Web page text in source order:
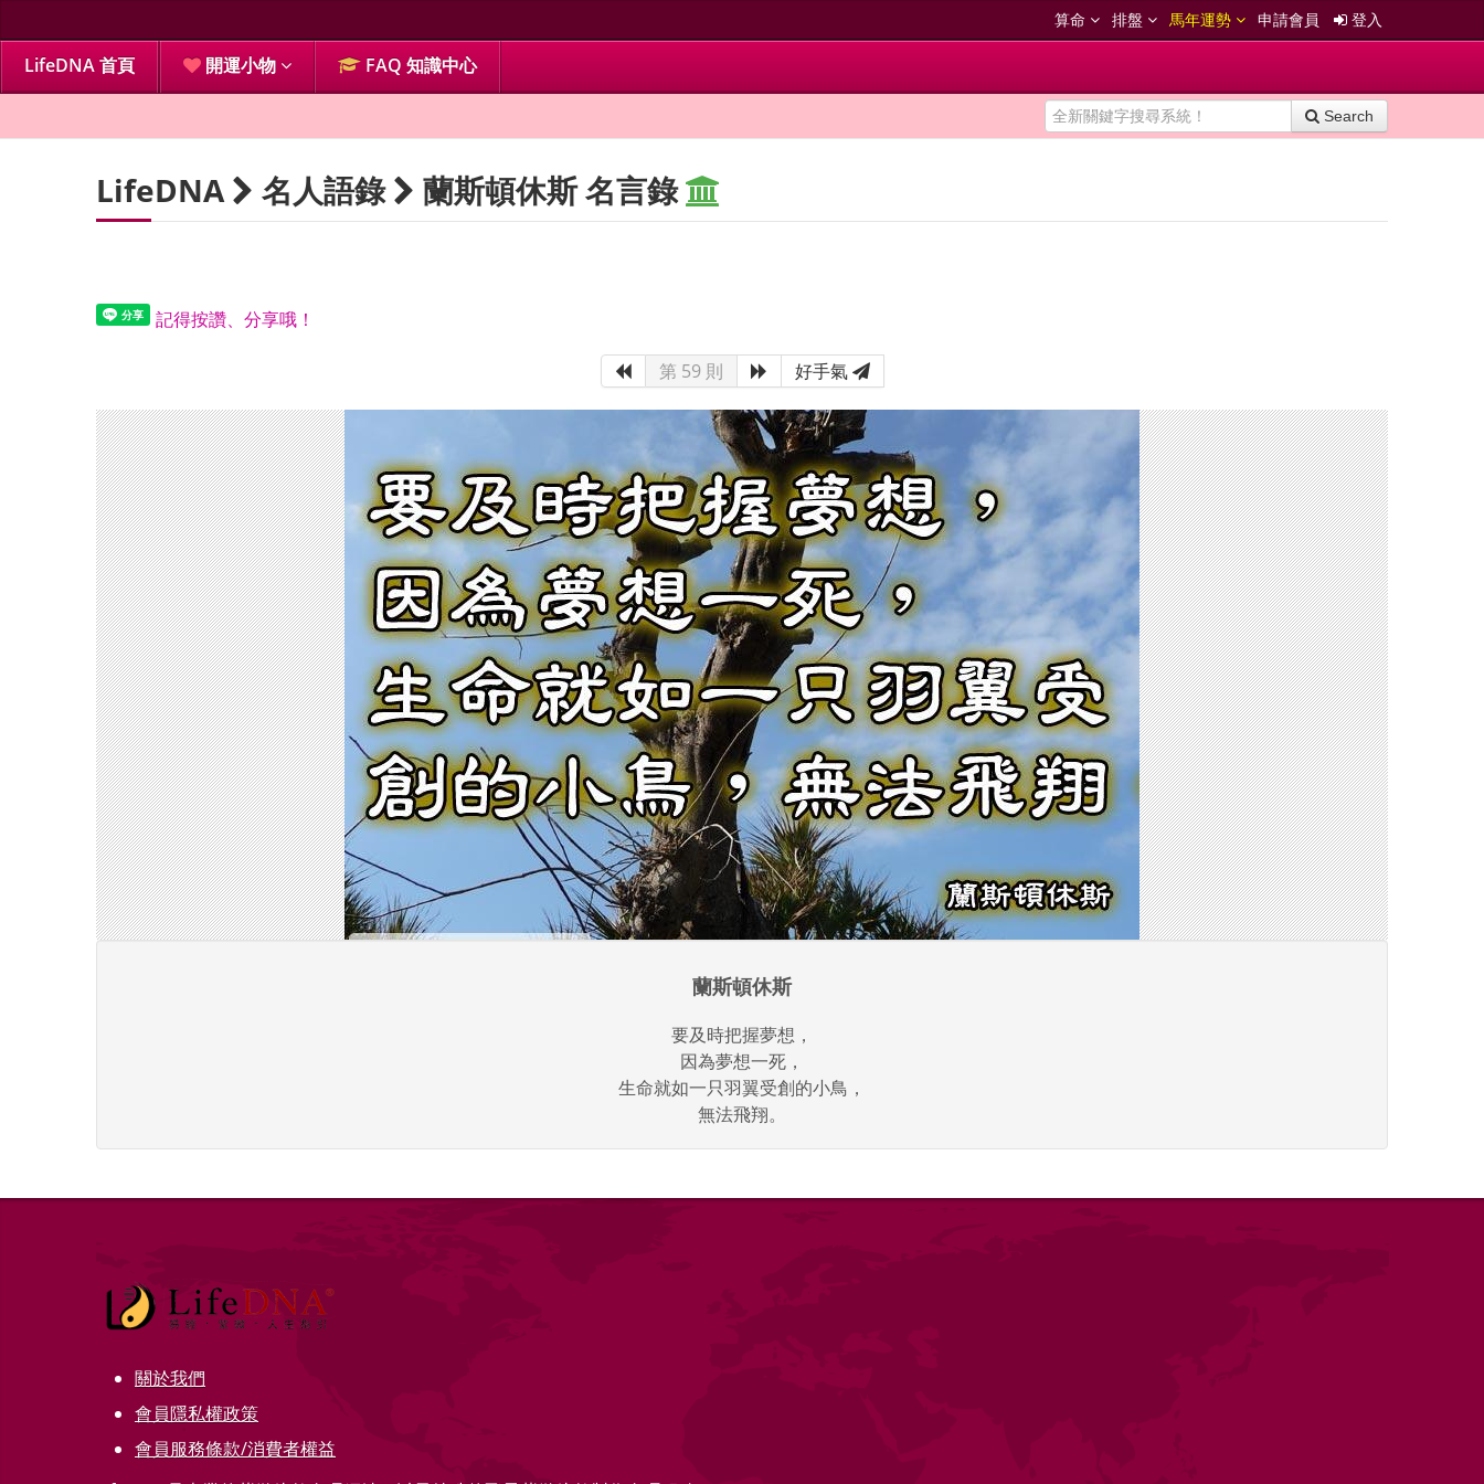
算命 排盤 馬年運勢 申請會員 登入
LifeDNA 首頁 開運小物 FAQ 知識中心
Search
LifeDNA 名人語錄 蘭斯頓休斯 名言錄
記得按讚、分享哦！
第 59 則 好手氣
蘭斯頓休斯
要及時把握夢想，
因為夢想一死，
生命就如一只羽翼受創的小鳥，
無法飛翔。
關於我們
會員隱私權政策
會員服務條款/消費者權益